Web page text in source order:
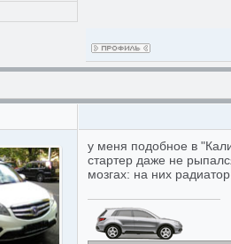
у меня подобное в
стартер даже не
мозгах: на них